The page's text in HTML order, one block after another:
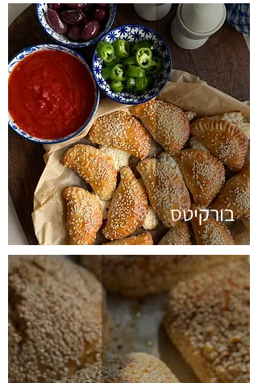
בורקיטס